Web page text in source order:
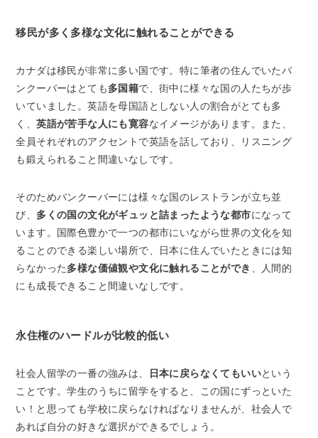
移民が多く多様な文化に触れることができる
カナダは移民が非常に多い国です。特に筆者の住んでいたバ
ンクーバーはとても多国籍で、街中に様々な国の人たちが歩
いていました。英語を母国語としない人の割合がとても多
く、英語が苦手な人にも寛容なイメージがあります。また、
全員それぞれのアクセントで英語を話しており、リスニング
も鍛えられること間違いなしです。
そのためバンクーバーには様々な国のレストランが立ち並
び、 多くの国の文化がギュッと詰まったような都市になって
います。国際色豊かで一つの都市にいながら世界の文化を知
ることのできる楽しい場所で、日本に住んでいたときには知
らなかった多様な価値観や文化に触れることができ
、人間的
にも成長できること間違いなしです。
永住権のハードルが比較的低い
社会人留学の一番の強みは、 日本に戻らなくてもいいという
ことです。学生のうちに留学をすると、この国にずっといた
い！と思っても学校に戻らなければなりませんが、社会人で
あれば自分の好きな選択ができるでしょう。